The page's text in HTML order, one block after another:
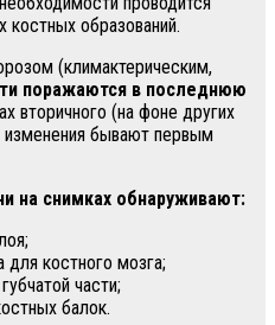
костных образований.
(климактерическим,
поражаются в последнюю
вторичного (на фоне других
изменения бывают первым
на снимках обнаруживают:
для костного мозга;
части;
балок.